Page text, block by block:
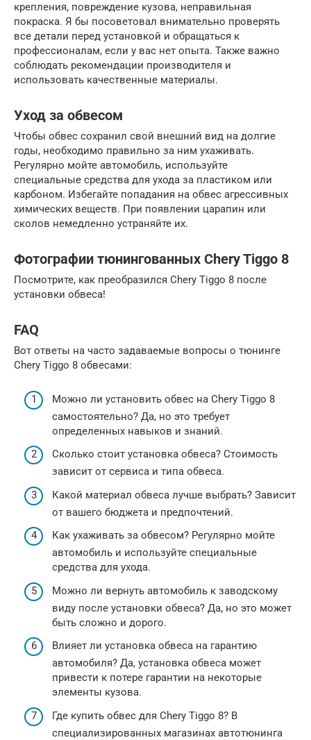
крепления, повреждение кузова, неправильная
покраска. Я бы посоветовал внимательно проверять
все детали перед установкой и обращаться к
профессионалам, если у вас нет опыта. Также важно
соблюдать рекомендации производителя и
использовать качественные материалы.
Уход за обвесом
Чтобы обвес сохранил свой внешний вид на долгие
годы, необходимо правильно за ним ухаживать.
Регулярно мойте автомобиль, используйте
специальные средства для ухода за пластиком или
карбоном. Избегайте попадания на обвес агрессивных
химических веществ. При появлении царапин или
сколов немедленно устраняйте их.
Фотографии тюнингованных Chery Tiggo 8
Посмотрите, как преобразился Chery Tiggo 8 после
установки обвеса!
FAQ
Вот ответы на часто задаваемые вопросы о тюнинге
Chery Tiggo 8 обвесами:
Можно ли установить обвес на Chery Tiggo 8
самостоятельно? Да, но это требует
определенных навыков и знаний.
Сколько стоит установка обвеса? Стоимость
зависит от сервиса и типа обвеса.
Какой материал обвеса лучше выбрать? Зависит
от вашего бюджета и предпочтений.
Как ухаживать за обвесом? Регулярно мойте
автомобиль и используйте специальные
средства для ухода.
Можно ли вернуть автомобиль к заводскому
виду после установки обвеса? Да, но это может
быть сложно и дорого.
Влияет ли установка обвеса на гарантию
автомобиля? Да, установка обвеса может
привести к потере гарантии на некоторые
элементы кузова.
Где купить обвес для Chery Tiggo 8? В
специализированных магазинах автотюнинга